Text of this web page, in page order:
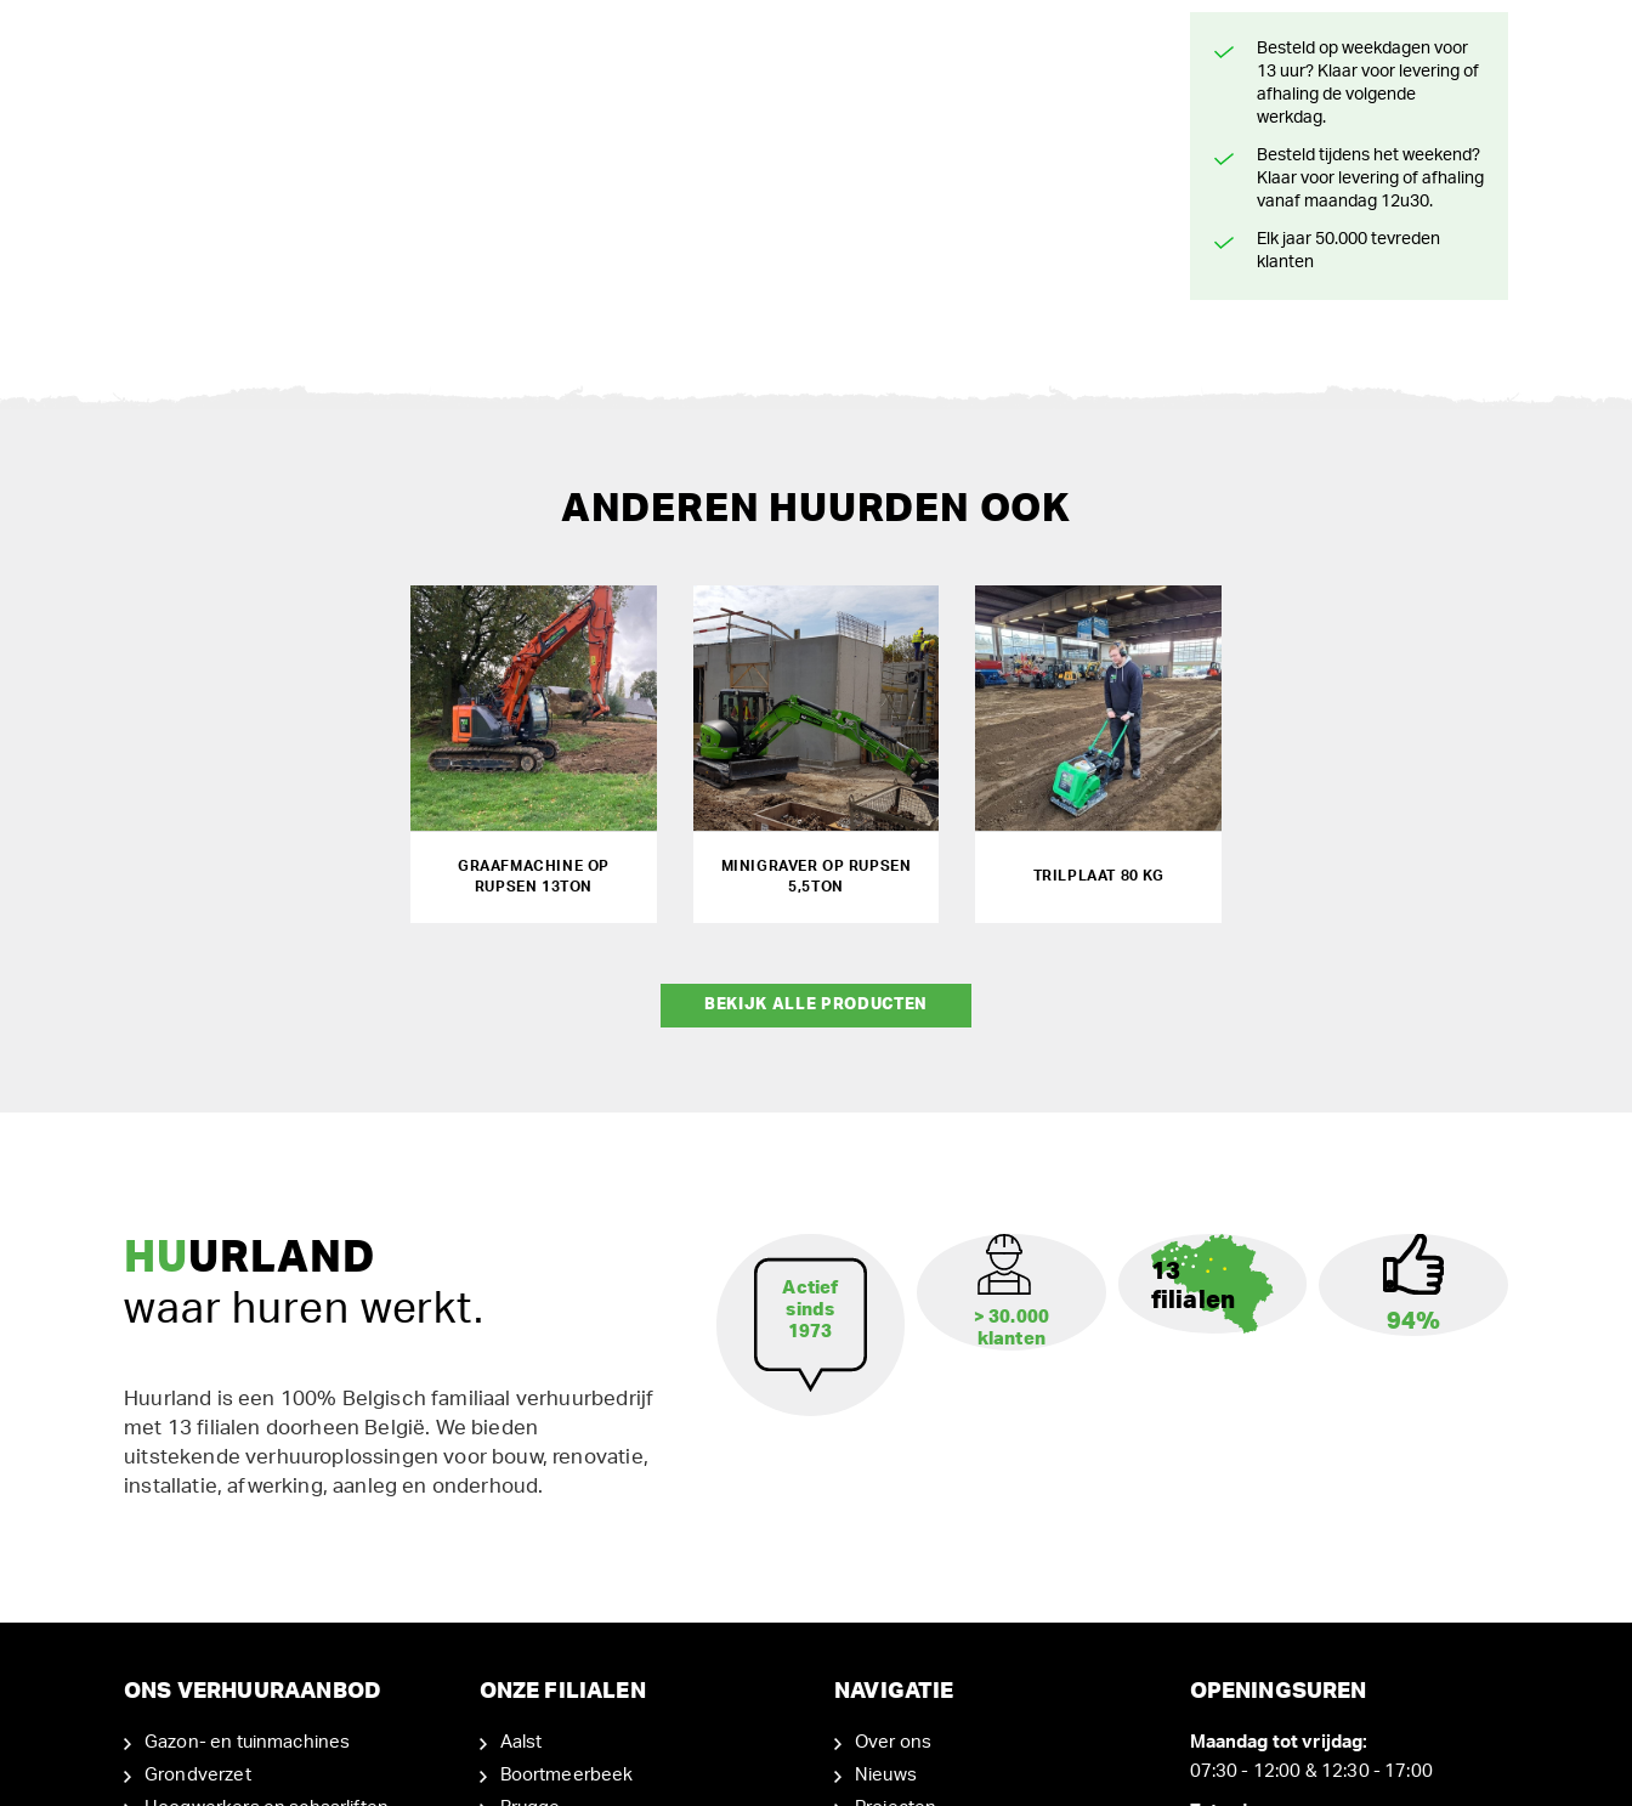
Besteld op weekdagen voor
13 uur? Klaar voor levering of
afhaling de volgende
werkdag.
Besteld tijdens het weekend?
Klaar voor levering of afhaling
vanaf maandag 12u30.
Elk jaar 50.000 tevreden
klanten
ANDEREN HUURDEN OOK
GRAAFMACHINE OP
RUPSEN 13TON
MINIGRAVER OP RUPSEN
5,5TON
TRILPLAAT 80 KG
BEKIJK ALLE PRODUCTEN
HUURLAND
waar huren werkt.
Huurland is een 100% Belgisch familiaal verhuurbedrijf
met 13 filialen doorheen België. We bieden
uitstekende verhuuroplossingen voor bouw, renovatie,
installatie, afwerking, aanleg en onderhoud.
Actief
sinds
1973
> 30.000
klanten
13
filialen
94%
ONS VERHUURAANBOD
Gazon- en tuinmachines
Grondverzet
ONZE FILIALEN
Aalst
Boortmeerbeek
NAVIGATIE
Over ons
Nieuws
OPENINGSUREN
Maandag tot vrijdag:
07:30 - 12:00 & 12:30 - 17:00